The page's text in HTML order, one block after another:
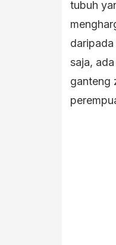
tubuh
saja,
ganteng